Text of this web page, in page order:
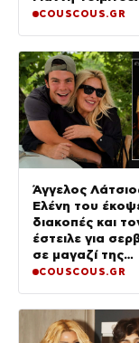
COUSCOUS.GR
Άγγελος
Ελένη του
διακοπές και
έστειλε για
σε μαγαζί της
Πεντέλης – Εκεί
COUSCOUS.GR